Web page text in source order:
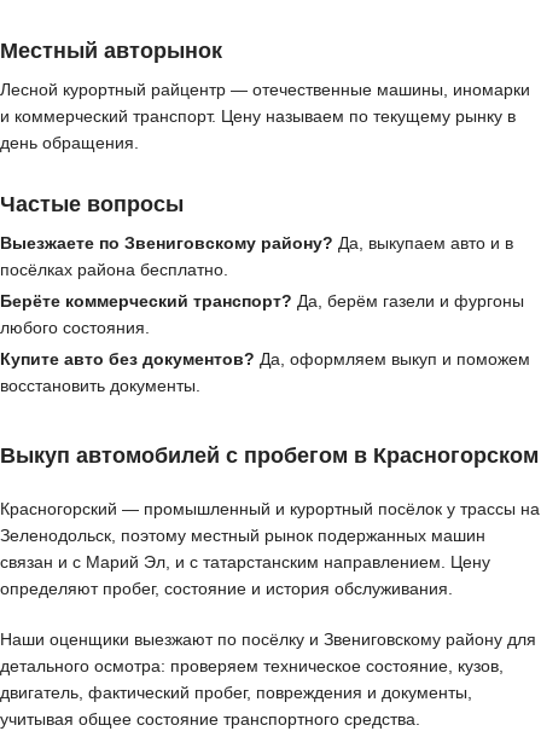
Местный авторынок
Лесной курортный райцентр — отечественные машины, иномарки
и коммерческий транспорт. Цену называем по текущему рынку в
день обращения.
Частые вопросы
Выезжаете по Звениговскому району? Да, выкупаем авто и в
посёлках района бесплатно.
Берёте коммерческий транспорт? Да, берём газели и фургоны
любого состояния.
Купите авто без документов? Да, оформляем выкуп и поможем
восстановить документы.
Выкуп автомобилей с пробегом в Красногорском
Красногорский — промышленный и курортный посёлок у трассы на
Зеленодольск, поэтому местный рынок подержанных машин
связан и с Марий Эл, и с татарстанским направлением. Цену
определяют пробег, состояние и история обслуживания.
Наши оценщики выезжают по посёлку и Звениговскому району для
детального осмотра: проверяем техническое состояние, кузов,
двигатель, фактический пробег, повреждения и документы,
учитывая общее состояние транспортного средства.